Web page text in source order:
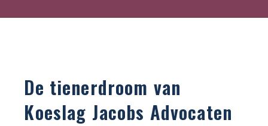
De tienerdroom van
Koeslag Jacobs Advocaten